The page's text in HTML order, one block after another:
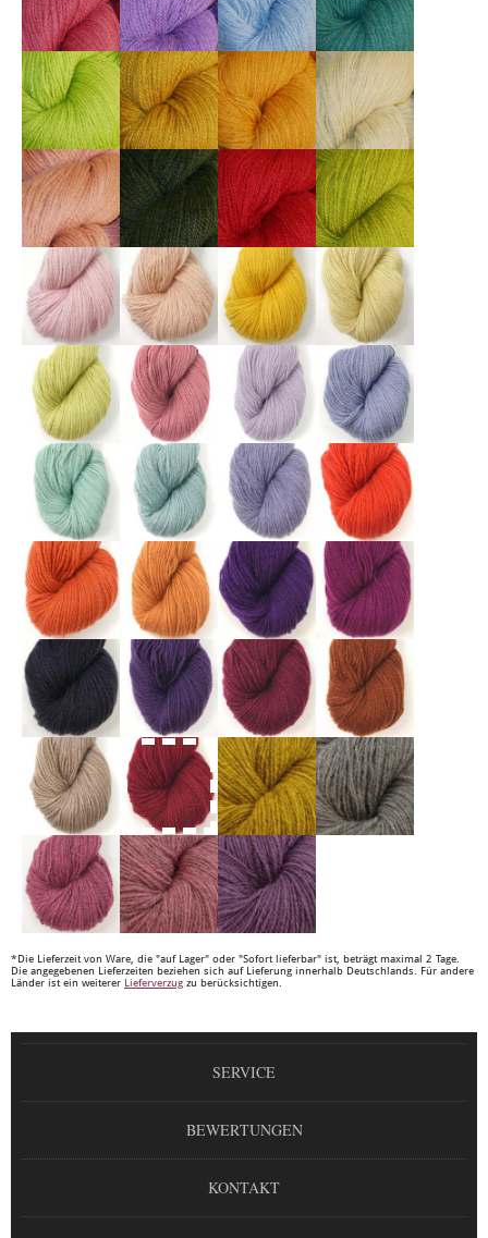
*Die Lieferzeit von Ware, die "auf Lager" oder "Sofort lieferbar" ist, beträgt maximal 2 Tage.
Die angegebenen Lieferzeiten beziehen sich auf Lieferung innerhalb Deutschlands. Für andere
Länder ist ein weiterer Lieferverzug zu berücksichtigen.
SERVICE
BEWERTUNGEN
KONTAKT